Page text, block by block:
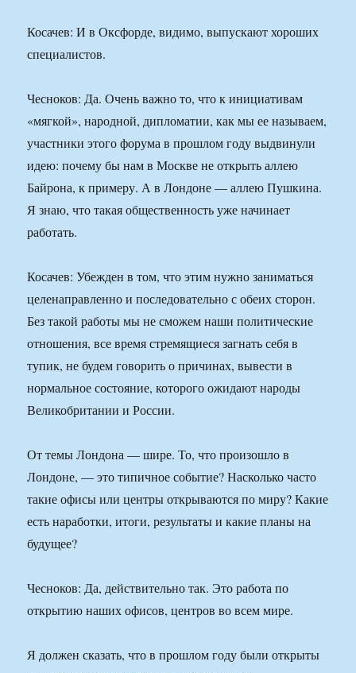
Косачев: И в Оксфорде, видимо, выпускают хороших
специалистов.
Чесноков: Да. Очень важно то, что к инициативам
«мягкой», народной, дипломатии, как мы ее называем,
участники этого форума в прошлом году выдвинули
идею: почему бы нам в Москве не открыть аллею
Байрона, к примеру. А в Лондоне — аллею Пушкина.
Я знаю, что такая общественность уже начинает
работать.
Косачев: Убежден в том, что этим нужно заниматься
целенаправленно и последовательно с обеих сторон.
Без такой работы мы не сможем наши политические
отношения, все время стремящиеся загнать себя в
тупик, не будем говорить о причинах, вывести в
нормальное состояние, которого ожидают народы
Великобритании и России.
От темы Лондона — шире. То, что произошло в
Лондоне, — это типичное событие? Насколько часто
такие офисы или центры открываются по миру? Какие
есть наработки, итоги, результаты и какие планы на
будущее?
Чесноков: Да, действительно так. Это работа по
открытию наших офисов, центров во всем мире.
Я должен сказать, что в прошлом году были открыты